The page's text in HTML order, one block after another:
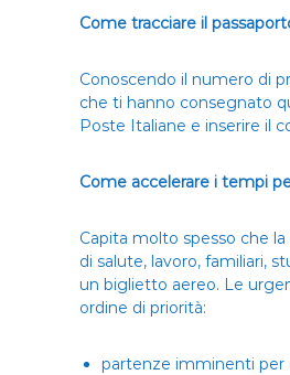
Come tracciare il
Conoscendo il numero di
che ti hanno consegnato
Poste Italiane e inserire il
Come accelerare i tempi
Capita molto spesso che
di salute, lavoro, familiari,
un biglietto aereo. Le
ordine di priorità:
partenze imminenti per